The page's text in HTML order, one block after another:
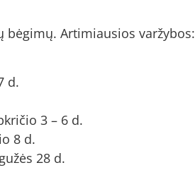
bėgimų. Artimiausios varžybos:
d.
3 – 6 d.
8 d.
28 d.